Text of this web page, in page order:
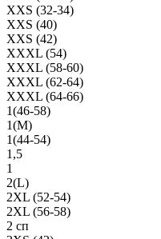
XXS (32-34)
XXS (40)
XXS (42)
XXXL (54)
XXXL (58-60)
XXXL (62-64)
XXXL (64-66)
1(46-58)
1(М)
1(44-54)
1,5
1
2(L)
2XL (52-54)
2XL (56-58)
2 сп